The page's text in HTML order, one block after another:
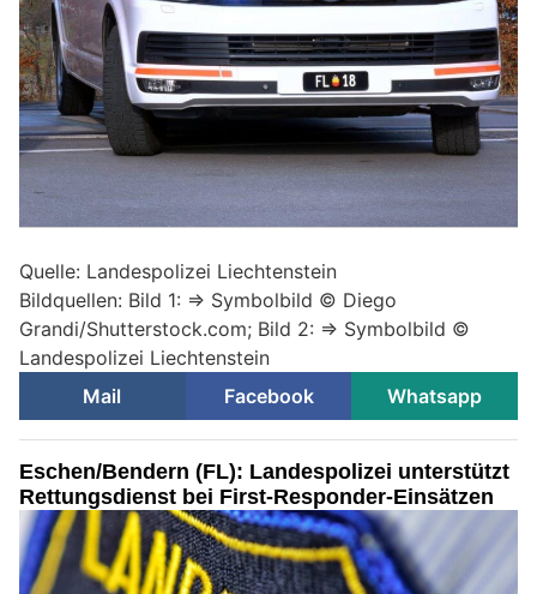
Quelle: Landespolizei Liechtenstein
Bildquellen: Bild 1: => Symbolbild © Diego
Grandi/Shutterstock.com; Bild 2: => Symbolbild ©
Landespolizei Liechtenstein
Mail
Facebook Whatsapp
Eschen/Bendern (FL): Landespolizei unterstützt
Rettungsdienst bei First-Responder-Einsätzen